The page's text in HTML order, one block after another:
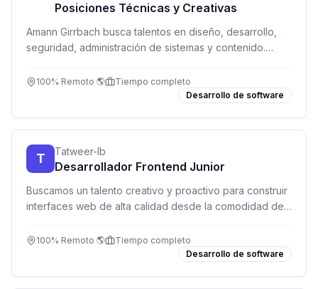
Posiciones Técnicas y Creativas
Amann Girrbach busca talentos en diseño, desarrollo,
seguridad, administración de sistemas y contenido.
global innovador.
100% Remoto 🌎
Tiempo completo
Desarrollo de software
T Tatweer-lb
Desarrollador Frontend Junior
Buscamos un talento creativo y proactivo para construir
interfaces web de alta calidad desde la comodidad de
100% Remoto 🌎
Tiempo completo
Desarrollo de software